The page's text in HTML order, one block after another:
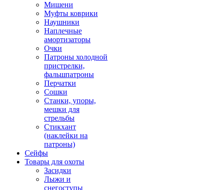
Мишени
Муфты коврики
Наушники
Наплечные
амортизаторы
Очки
Патроны холодной
пристрелки,
фальшпатроны
Перчатки
Сошки
Станки, упоры,
мешки для
стрельбы
Стикхант
(наклейки на
патроны)
Сейфы
Товары для охоты
Засидки
Лыжи и
снегоступы